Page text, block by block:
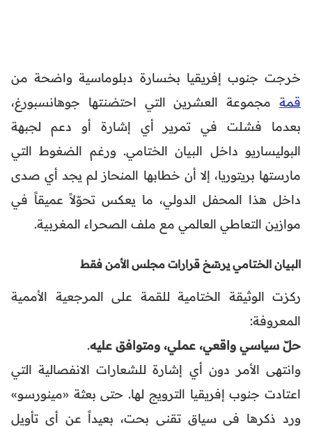
خرجت جنوب إفريقيا بخسارة دبلوماسية واضحة من
قمة مجموعة العشرين التي احتضنتها جوهانسبورغ،
بعدما فشلت في تمرير أي إشارة أو دعم لجبهة
البوليساريو داخل البيان الختامي. ورغم الضغوط التي
مارستها بريتوريا، إلا أن خطابها المنحاز لم يجد أي صدى
داخل هذا المحفل الدولي، ما يعكس تحوّلاً عميقاً في
موازين التعاطي العالمي مع ملف الصحراء المغربية.
البيان الختامي يرسّخ قرارات مجلس الأمن فقط
ركزت الوثيقة الختامية للقمة على المرجعية الأممية
المعروفة:
حلّ سياسي واقعي، عملي، ومتوافق عليه.
وانتهى الأمر دون أي إشارة للشعارات الانفصالية التي
اعتادت جنوب إفريقيا الترويج لها. حتى بعثة «مينورسو»
ورد ذكرها في سياق تقني بحت، بعيداً عن أي تأويل